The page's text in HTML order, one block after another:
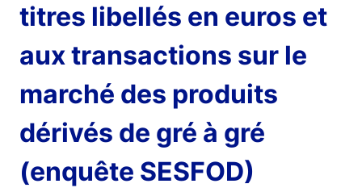
titres libellés en euros et
aux transactions sur le
marché des produits
dérivés de gré à gré
(enquête SESFOD)